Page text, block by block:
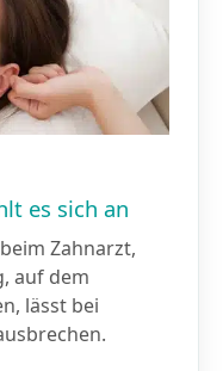
es sich an
Zahnarzt,
auf dem
lässt bei